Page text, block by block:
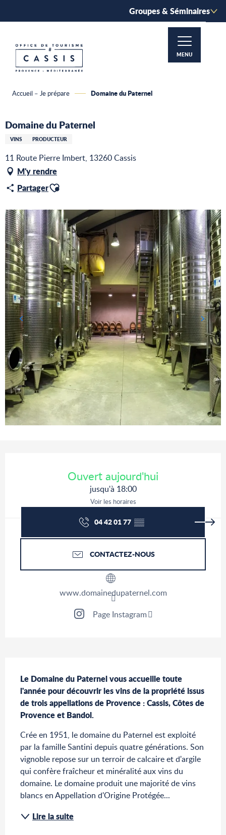
principal
Groupes & Séminaires
MENU
Accueil – Je prépare Domaine du Paternel
Domaine du Paternel
VINS PRODUCTEUR
11 Route Pierre Imbert, 13260 Cassis
M'y rendre
PartagerAjouter aux favoris
Ouvert aujourd'hui
jusqu'à 18:00
Voir les horaires
04 42 01 77▒▒
CONTACTEZ-NOUS
www.domainedupaternel.com
Page Instagram
Le Domaine du Paternel vous accueille toute
l'année pour découvrir les vins de la propriété issus
de trois appellations de Provence : Cassis, Côtes de
Provence et Bandol.
Crée en 1951, le domaine du Paternel est exploité
par la famille Santini depuis quatre générations. Son
vignoble repose sur un terroir de calcaire et d'argile
qui confère fraîcheur et minéralité aux vins du
domaine. Le domaine produit une majorité de vins
blancs en Appellation d'Origine Protégée...
Lire la suite